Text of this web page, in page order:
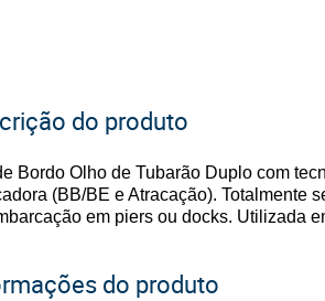
do produto
Bordo Olho de Tubarão Duplo com
(BB/BE e Atracação). Totalmente
em piers ou docks. Utilizada
do produto